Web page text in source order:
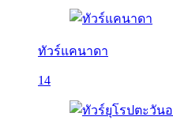
ทัวร์แคนาดา
14